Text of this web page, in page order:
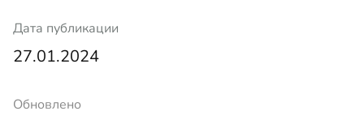
Дата публикации
27.01.2024
Обновлено